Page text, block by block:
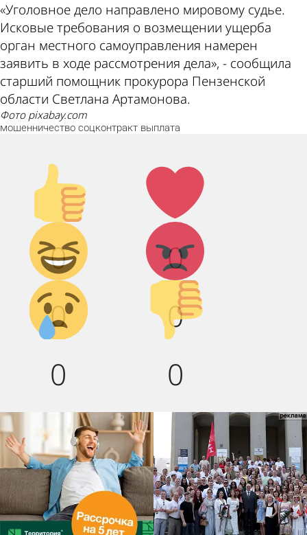
«Уголовное дело направлено мировому судье.
Исковые требования о возмещении ущерба
орган местного самоуправления намерен
заявить в ходе рассмотрения дела», - сообщила
старший помощник прокурора Пензенской
области Светлана Артамонова.
фото pixabay.com
мошенничество соцконтракт выплата
Палец
вверх!
0
Лайк!
0
Дикий
смех!
0
Агрессия!
0
Грусть :(
0
Палец
вниз!
0